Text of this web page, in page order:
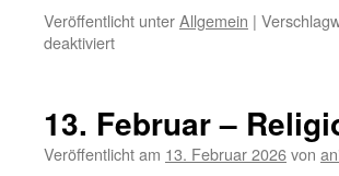
Veröffentlicht unterAllgemein |
deaktiviertfür
Das
göttliche
13. Februar –
Veröffentlicht am 13. Februar 2026von